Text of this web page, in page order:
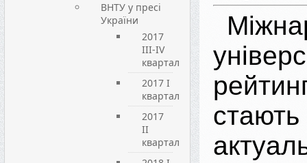
ВНТУ у пресі
України
2017
III-IV
квартал
2017 I
квартал
2017
II
квартал